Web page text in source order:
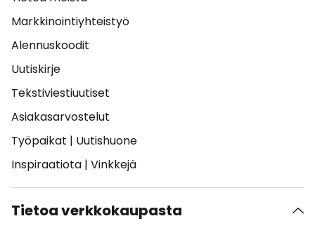
Markkinointiyhteistyö
Alennuskoodit
Uutiskirje
Tekstiviestiuutiset
Asiakasarvostelut
Työpaikat | Uutishuone
Inspiraatiota | Vinkkejä
Tietoa verkkokaupasta